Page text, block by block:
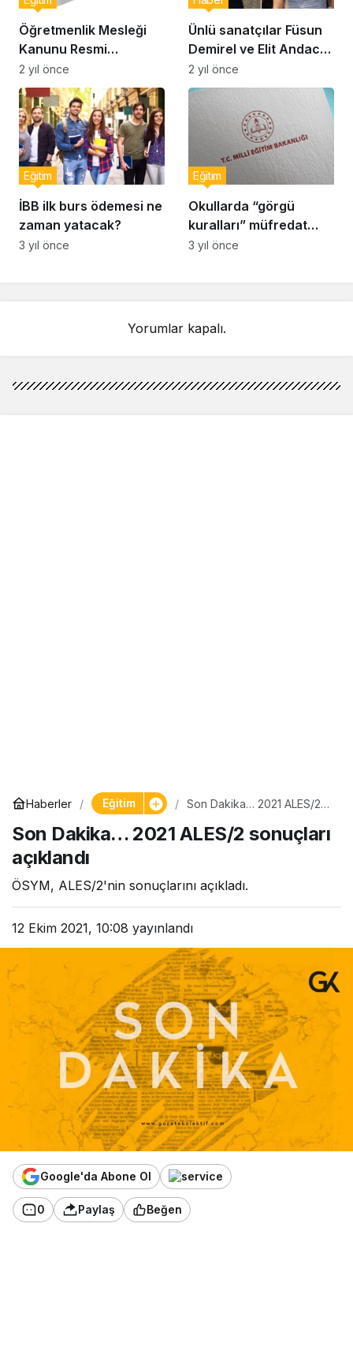
Öğretmenlik Mesleği
Kanunu Resmi
Gazete’de yayımlandı
2 yıl önce
Ünlü sanatçılar Füsun
Demirel ve Elit Andac
Çam’dan öğretmenlere
destek
2 yıl önce
İBB ilk burs ödemesi ne
zaman yatacak?
Eğitim
3 yıl önce
Okullarda “görgü
kuralları” müfredat
kapsamına alındı
Eğitim
3 yıl önce
Yorumlar kapalı.
Haberler Eğitim
Son Dakika… 2021 ALES/2
Son Dakika… 2021 ALES/2 sonuçları
açıklandı
ÖSYM, ALES/2'nin sonuçlarını açıkladı.
12 Ekim 2021, 10:08 yayınlandı
Google'da Abone Ol
0 Paylaş Beğen